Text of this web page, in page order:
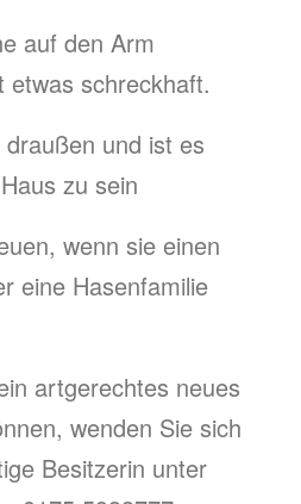
auf den Arm
etwas schreckhaft.
und ist es
zu sein
wenn sie einen
eine Hasenfamilie
artgerechtes neues
wenden Sie sich
Besitzerin unter